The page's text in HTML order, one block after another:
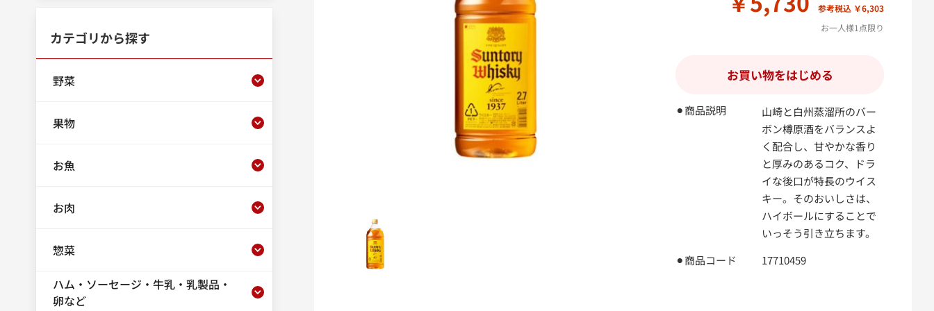
カテゴリから探す
野菜
果物
お魚
お肉
惣菜
ハム・ソーセージ・牛乳・乳製品・
卵など
⚫︎商品説明
山崎と白州蒸溜所のバー
ボン樽原酒をバランスよ
く配合し、甘やかな香り
と厚みのあるコク、ドラ
イな後口が特長のウイス
キー。そのおいしさは、
ハイボールにすることで
いっそう引き立ちます。
参考税込 ￥6,303
お一人様1点限り
⚫︎商品コード 17710459
お買い物をはじめる